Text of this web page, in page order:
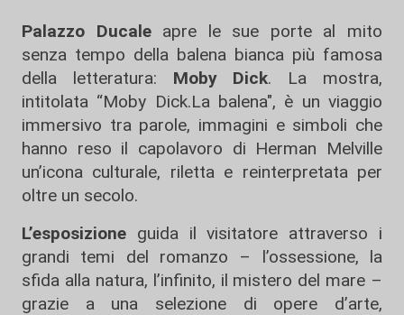
Palazzo Ducaleapre le sue porte al mito
senza tempo della balena bianca più famosa
della letteratura: Moby Dick. La mostra,
intitolata “Moby Dick.La balena", è un viaggio
immersivo tra parole, immagini e simboli che
hanno reso il capolavoro di Herman Melville
un’icona culturale, riletta e reinterpretata per
oltre un secolo.
L’esposizione guida il visitatore attraverso i
grandi temi del romanzo – l’ossessione, la
sfida alla natura, l’infinito, il mistero del mare –
grazie a una selezione di opere d’arte,